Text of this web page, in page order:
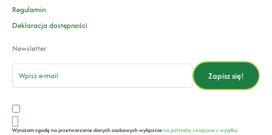
Regulamin
Deklaracja dostępności
Newsletter
email
Zapisz się!
Wyrażam zgodę na przetwarzanie danych osobowych wyłączniena potrzeby związane z wysyłką